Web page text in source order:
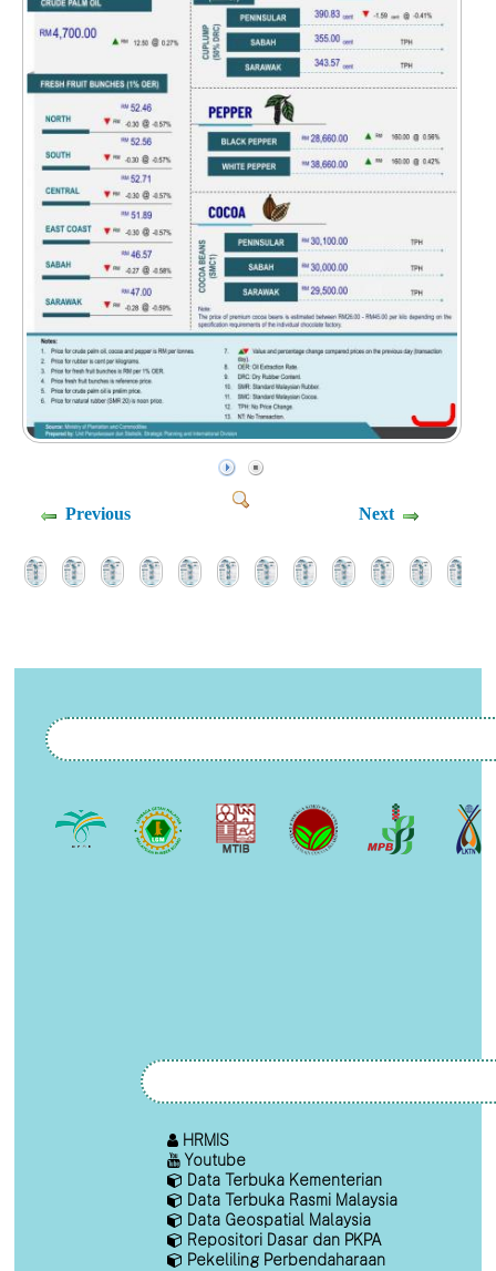
Previous Next
HRMIS
Youtube
Data Terbuka Kementerian
Data Terbuka Rasmi Malaysia
Data Geospatial Malaysia
Repositori Dasar dan PKPA
Pekeliling Perbendaharaan